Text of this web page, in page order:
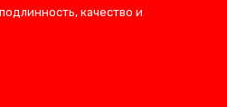
качество и